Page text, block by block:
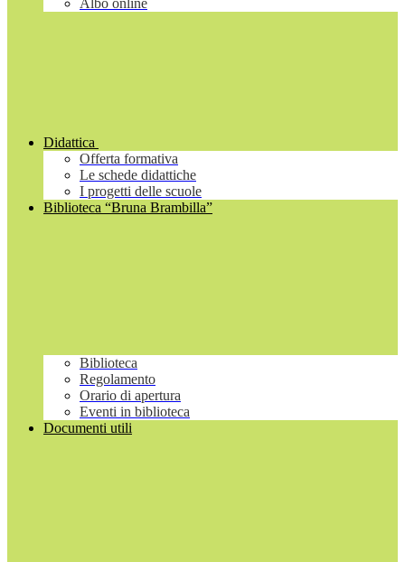
Albo online
Didattica
Offerta formativa
Le schede didattiche
I progetti delle scuole
Biblioteca “Bruna Brambilla”
Biblioteca
Regolamento
Orario di apertura
Eventi in biblioteca
Documenti utili